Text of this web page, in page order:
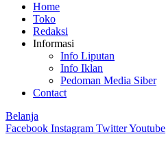
Home
Toko
Redaksi
Informasi
Info Liputan
Info Iklan
Pedoman Media Siber
Contact
Belanja
Facebook Instagram TwitterYoutube